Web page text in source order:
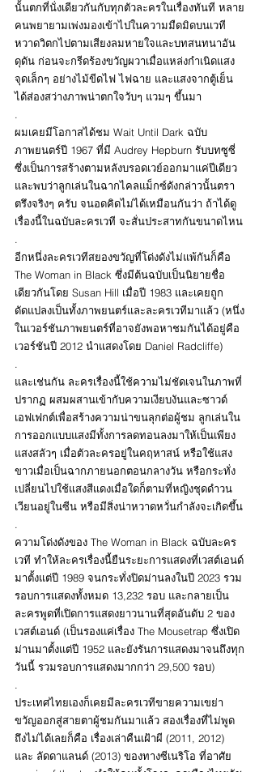
นั้นตกที่นั่งเดียวกันกับทุกตัวละครในเรื่องทันที หลาย
คนพยายามเพ่งมองเข้าไปในความมืดมิดบนเวที
หวาดวิตกไปตามเสียงลมหายใจและบทสนทนาอัน
ดุดัน ก่อนจะกรีดร้องขวัญผวาเมื่อแหล่งกำเนิดแสง
จุดเล็กๆ อย่างไม้ขีดไฟ ไฟฉาย และแสงจากตู้เย็น
ได้ส่องสว่างภาพน่าตกใจวับๆ แวมๆ ขึ้นมา
.
ผมเคยมีโอกาสได้ชม Wait Until Dark ฉบับ
ภาพยนตร์ปี 1967 ที่มี Audrey Hepburn รับบทซูซี่
ซึ่งเป็นการสร้างตามหลังบรอดเวย์ออกมาแค่ปีเดียว
และพบว่าลูกเล่นในฉากไคลแม็กซ์ดังกล่าวนั้นตรา
ตรึงจริงๆ ครับ จนอดคิดไม่ได้เหมือนกันว่า ถ้าได้ดู
เรื่องนี้ในฉบับละครเวที จะสั่นประสาทกันขนาดไหน
.
อีกหนึ่งละครเวทีสยองขวัญที่โด่งดังไม่แพ้กันก็คือ
The Woman in Black ซึ่งมีต้นฉบับเป็นนิยายชื่อ
เดียวกันโดย Susan Hill เมื่อปี 1983 และเคยถูก
ดัดแปลงเป็นทั้งภาพยนตร์และละครเวทีมาแล้ว (หนึ่ง
ในเวอร์ชันภาพยนตร์ที่อาจยังพอหาชมกันได้อยู่คือ
เวอร์ชันปี 2012 นำแสดงโดย Daniel Radcliffe)
.
และเช่นกัน ละครเรื่องนี้ใช้ความไม่ชัดเจนในภาพที่
ปรากฏ ผสมผสานเข้ากับความเงียบงันและซาวด์
เอฟเฟกต์เพื่อสร้างความน่าขนลุกต่อผู้ชม ลูกเล่นใน
การออกแบบแสงมีทั้งการลดทอนลงมาให้เป็นเพียง
แสงสลัวๆ เมื่อตัวละครอยู่ในคฤหาสน์ หรือใช้แสง
ขาวเมื่อเป็นฉากภายนอกตอนกลางวัน หรือกระทั่ง
เปลี่ยนไปใช้แสงสีแดงเมื่อใดก็ตามที่หญิงชุดดำวน
เวียนอยู่ในซีน หรือมีสิ่งน่าหวาดหวั่นกำลังจะเกิดขึ้น
.
ความโด่งดังของ The Woman in Black ฉบับละคร
เวที ทำให้ละครเรื่องนี้ยืนระยะการแสดงที่เวสต์เอนด์
มาตั้งแต่ปี 1989 จนกระทั่งปิดม่านลงในปี 2023 รวม
รอบการแสดงทั้งหมด 13,232 รอบ และกลายเป็น
ละครพูดที่เปิดการแสดงยาวนานที่สุดอันดับ 2 ของ
เวสต์เอนด์ (เป็นรองแค่เรื่อง The Mousetrap ซึ่งเปิด
ม่านมาตั้งแต่ปี 1952 และยังรันการแสดงมาจนถึงทุก
วันนี้ รวมรอบการแสดงมากกว่า 29,500 รอบ)
.
ประเทศไทยเองก็เคยมีละครเวทีขายความเขย่า
ขวัญออกสู่สายตาผู้ชมกันมาแล้ว สองเรื่องที่ไม่พูด
ถึงไม่ได้เลยก็คือ เรื่องเล่าคืนเฝ้าผี (2011, 2012)
และ ลัดดาแลนด์ (2013) ของทางซีเนริโอ ที่อาศัย